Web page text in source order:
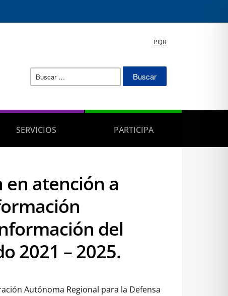
PQR
Buscar:
SERVICIOS PARTICIPA
en atención a
del
2021 – 2025.
Autónoma Regional para la Defensa